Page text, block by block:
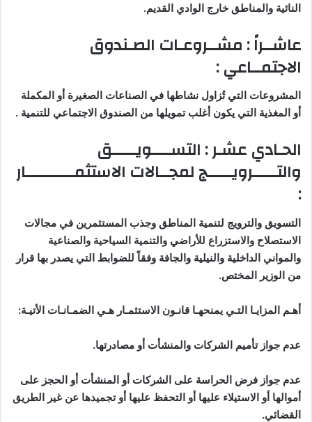
النائية والمناطق خارج الوادي القديم.
عاشــراً : مشــروعـات الصـندوق
الاجتمــاعي:
المشروعات التي تُزاول نشاطها في الصناعات الصغيرة أو المكملة
أو المغذية التي يكون أغلب تمويلها من الصندوق الاجتماعي للتنمية .
الحـادي عشـر : التســــويـــــق
والتـــــرويـــــج لمجــالات الاستثمــــــــــار
:
التسويق والترويج لتنمية المناطق وجذب المستثمرين في مجالات
الاستصلاح والاستزراع للأراضي والتنمية السياحية والصناعية
والمواني الداخلية والنيلية والجافة وفقاً للضوابط التي يصدر بها قرار
من الوزير المختص.
أهـم المزايـا التـي يمنحهـا قانـون الاستثمـار هـي الضمـانـات الأتيـة:
عدم جواز تأميم الشركات والمنشأت أو مصادرتها.
عدم جواز فرض الحراسة على الشركات أو المنشأت أو الحجز على
أموالها أو الاستيلاء عليها أو التحفظ عليها أو تجميدها عن غير الطريق
القضائي.